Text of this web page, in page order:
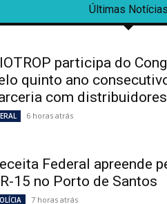
Últimas Notícias
participa do
quinto ano
com distribuidores
6 horas atrás
Federal apreende
15 no Porto de Santos
7 horas atrás